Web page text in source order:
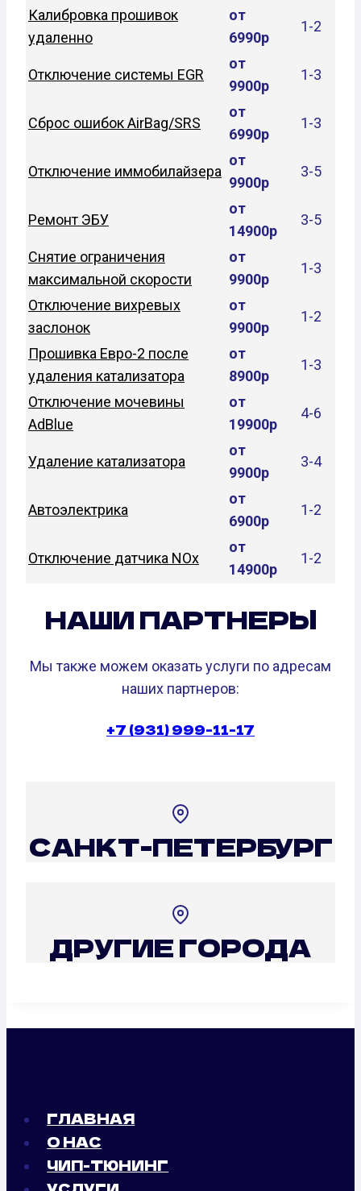
Калибровка прошивок
удаленно
от
6990р
1-2
Отключение системы EGR
от
9900р
1-3
Сброс ошибок AirBag/SRS
от
6990р
1-3
Отключение иммобилайзера
от
9900р
3-5
Ремонт ЭБУ
от
14900р
3-5
Снятие ограничения
максимальной скорости
от
9900р
1-3
Отключение вихревых
заслонок
от
9900р
1-2
Прошивка Евро-2 после
удаления катализатора
от
8900р
1-3
Отключение мочевины
AdBlue
от
19900р
4-6
Удаление катализатора
от
9900р
3-4
Автоэлектрика
от
6900р
1-2
Отключение датчика NOx
от
14900р
1-2
НАШИ ПАРТНЕРЫ
Мы также можем оказать услуги по адресам
наших партнеров:
+7 (931) 999-11-17
САНКТ-ПЕТЕРБУРГ
ДРУГИЕ ГОРОДА
ГЛАВНАЯ
О НАС
ЧИП-ТЮНИНГ